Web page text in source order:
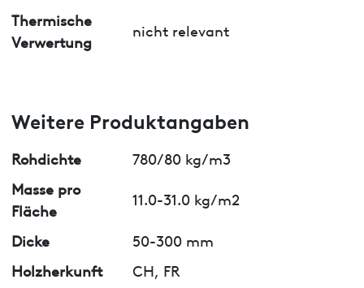
Thermische
Verwertung
nicht relevant
Weitere Produktangaben
Rohdichte
780/80 kg/m3
Masse pro
Fläche
11.0-31.0 kg/m2
Dicke
50-300 mm
Holzherkunft
CH, FR